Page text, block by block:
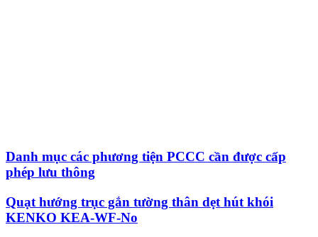
Quạt hướng trục gắn tường thân dẹt hút khói
KENKO KEA-WF-No
Danh mục các phương tiện PCCC cần được cấp
phép lưu thông